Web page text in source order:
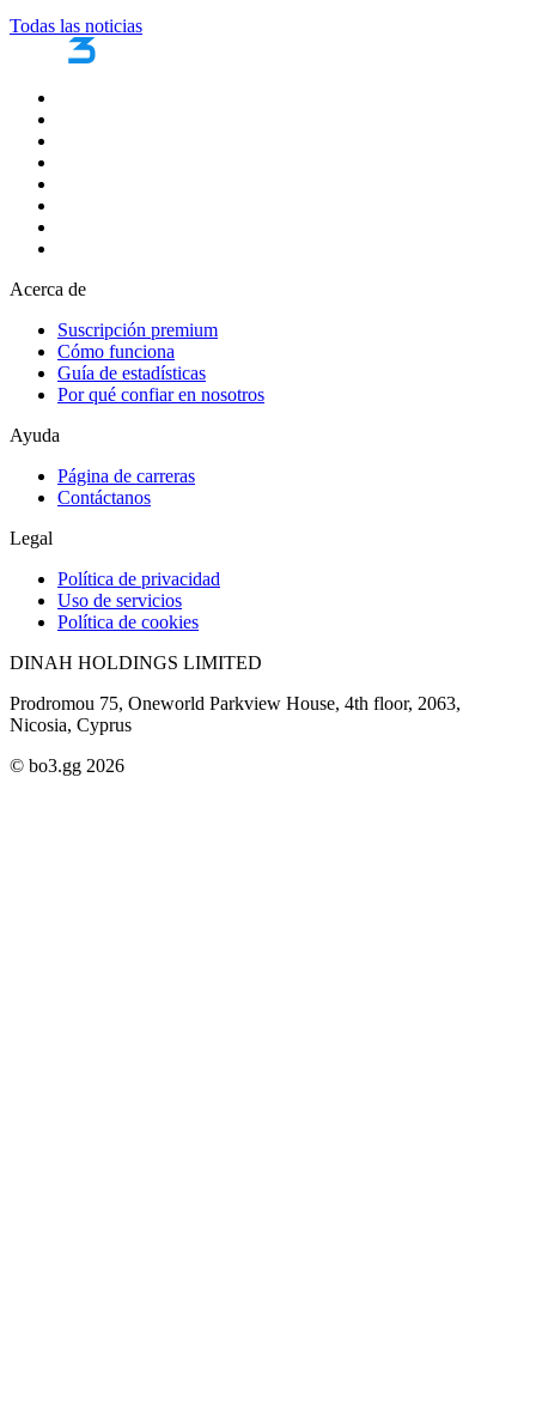
Todas las noticias
Acerca de
Suscripción premium
Cómo funciona
Guía de estadísticas
Por qué confiar en nosotros
Ayuda
Página de carreras
Contáctanos
Legal
Política de privacidad
Uso de servicios
Política de cookies
DINAH HOLDINGS LIMITED
Prodromou 75, Oneworld Parkview House, 4th floor, 2063,
Nicosia, Cyprus
© bo3.gg 2026